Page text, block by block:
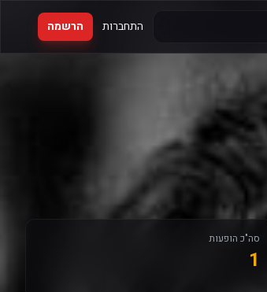
התחברות הרשמה
סה"כ הופעות
1